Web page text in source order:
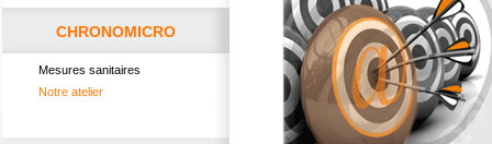
CHRONOMICRO
Mesures sanitaires
Notre atelier